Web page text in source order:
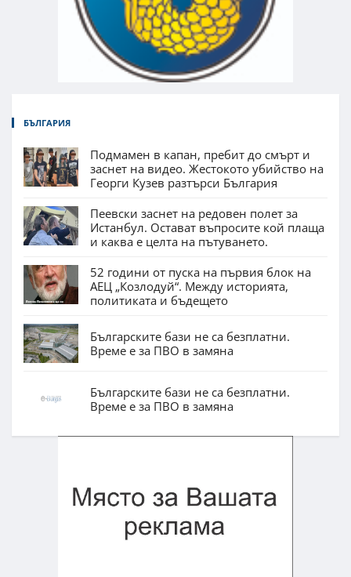
БЪЛГАРИЯ
Подмамен в капан, пребит до смърт и
заснет на видео. Жестокото убийство на
Георги Кузев разтърси България
Пеевски заснет на редовен полет за
Истанбул. Остават въпросите кой плаща
и каква е целта на пътуването.
52 години от пуска на първия блок на
АЕЦ „Козлодуй“. Между историята,
политиката и бъдещето
Българските бази не са безплатни.
Време е за ПВО в замяна
Българските бази не са безплатни.
Време е за ПВО в замяна